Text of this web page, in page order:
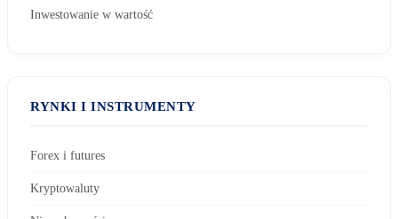
Inwestowanie w wartość
RYNKI I INSTRUMENTY
Forex i futures
Kryptowaluty